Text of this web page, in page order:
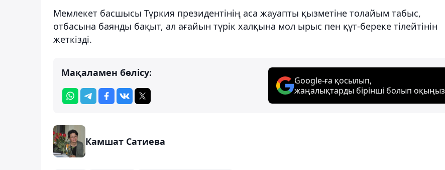
Мемлекет басшысы Түркия президентінің аса жауапты қызметіне толайым табыс,
отбасына баянды бақыт, ал ағайын түрік халқына мол ырыс пен құт-береке тілейтінін
жеткізді.
Мақаламен бөлісу:
Google-ға қосылып,
жаңалықтарды бірінші болып оқыңыз
Камшат Сатиева